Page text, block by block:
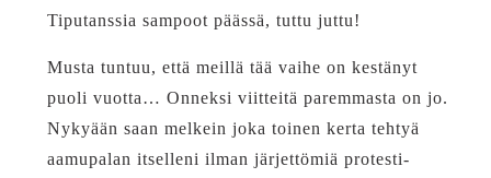
Tiputanssia sampoot päässä, tuttu juttu!
Musta tuntuu, että meillä tää vaihe on kestänyt
puoli vuotta… Onneksi viitteitä paremmasta on jo.
Nykyään saan melkein joka toinen kerta tehtyä
aamupalan itselleni ilman järjettömiä protesti-